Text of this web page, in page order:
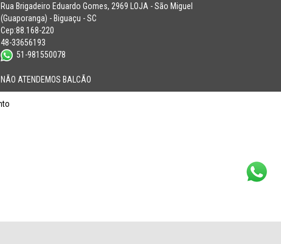
Rua Brigadeiro Eduardo Gomes, 2969 LOJA - São Miguel
(Guaporanga) - Biguaçu - SC
Cep:88.168-220
48-33656193
51-981550078
NÃO ATENDEMOS BALCÃO